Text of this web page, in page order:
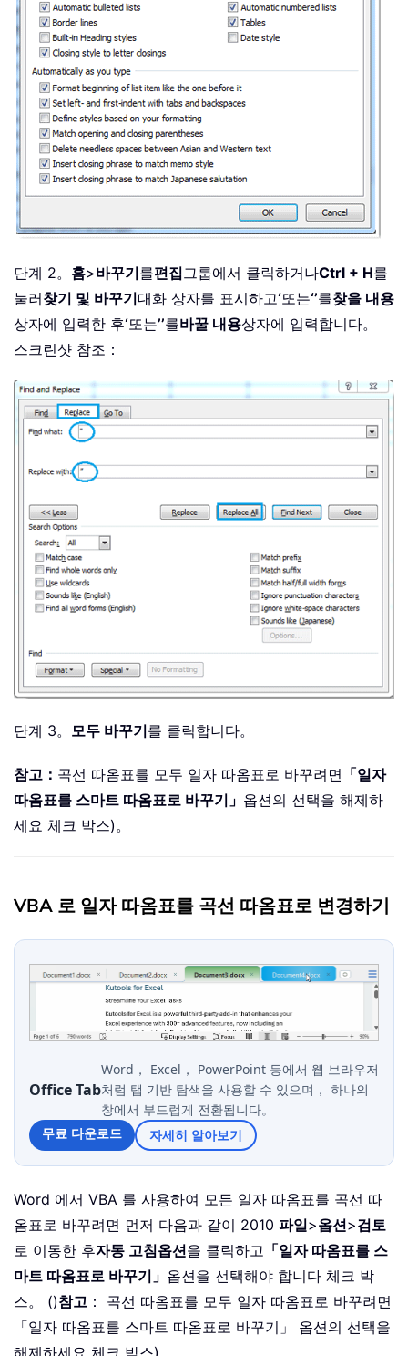
단계 2。 홈>바꾸기를편집그룹에서 클릭하거나Ctrl + H를
눌러찾기 및 바꾸기대화 상자를 표시하고‘또는‘’를찾을 내용
상자에 입력한 후‘또는’’를바꿀 내용상자에 입력합니다。
스크린샷 참조：
단계 3。 모두 바꾸기를 클릭합니다。
참고： 곡선 따옴표를 모두 일자 따옴표로 바꾸려면 「일자
따옴표를 스마트 따옴표로 바꾸기」 옵션의 선택을 해제하
세요 체크 박스)。
VBA 로 일자 따옴표를 곡선 따옴표로 변경하기
Office Tab
Word， Excel， PowerPoint 등에서 웹 브라우저
처럼 탭 기반 탐색을 사용할 수 있으며， 하나의
창에서 부드럽게 전환됩니다。
무료 다운로드
자세히 알아보기
Word 에서 VBA 를 사용하여 모든 일자 따옴표를 곡선 따
옴표로 바꾸려면 먼저 다음과 같이 2010 파일>옵션>검토
로 이동한 후자동 고침옵션을 클릭하고 「일자 따옴표를 스
마트 따옴표로 바꾸기」 옵션을 선택해야 합니다 체크 박
스。 ()참고 ： 곡선 따옴표를 모두 일자 따옴표로 바꾸려면
「일자 따옴표를 스마트 따옴표로 바꾸기」 옵션의 선택을
해제하세요 체크 박스)。